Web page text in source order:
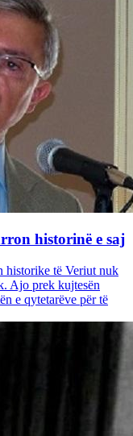
historinë e saj
historike të Veriut nuk
Ajo prek kujtesën
e qytetarëve për të